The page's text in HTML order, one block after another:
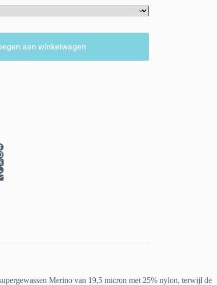
aan winkelwagen
Merino van 19,5 micron met 25% nylon, terwijl de